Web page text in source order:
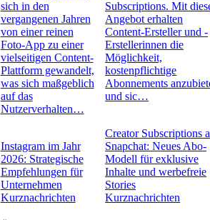
sich in den
vergangenen Jahren
von einer reinen
Foto-App zu einer
vielseitigen Content-
Plattform gewandelt,
was sich maßgeblich
auf das
Nutzerverhalten…
Instagram im Jahr
2026: Strategische
Empfehlungen für
Unternehmen
Kurznachrichten
Subscriptions. Mit
Angebot erhalten
Content-Ersteller und -
Erstellerinnen die
Möglichkeit,
kostenpflichtige
Abonnements
und sic…
Creator Subscriptions
Snapchat: Neues Abo-
Modell für exklusive
Inhalte und werbefreie
Stories
Kurznachrichten